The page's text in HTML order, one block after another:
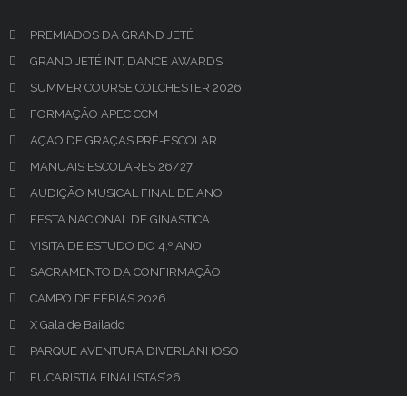
PREMIADOS DA GRAND JETÉ
GRAND JETÉ INT. DANCE AWARDS
SUMMER COURSE COLCHESTER 2026
FORMAÇÃO APEC CCM
AÇÃO DE GRAÇAS PRÉ-ESCOLAR
MANUAIS ESCOLARES 26/27
AUDIÇÃO MUSICAL FINAL DE ANO
FESTA NACIONAL DE GINÁSTICA
VISITA DE ESTUDO DO 4.º ANO
SACRAMENTO DA CONFIRMAÇÃO
CAMPO DE FÉRIAS 2026
X Gala de Bailado
PARQUE AVENTURA DIVERLANHOSO
EUCARISTIA FINALISTAS’26